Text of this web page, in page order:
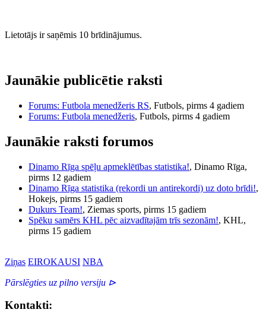
Lietotājs ir saņēmis 10 brīdinājumus.
Jaunākie publicētie raksti
Forums: Futbola menedžeris RS, Futbols, pirms 4 gadiem
Forums: Futbola menedžeris, Futbols, pirms 4 gadiem
Jaunākie raksti forumos
Dinamo Rīga spēļu apmeklētības statistika!, Dinamo Rīga,
pirms 12 gadiem
Dinamo Rīga statistika (rekordi un antirekordi) uz doto brīdi!,
Hokejs, pirms 15 gadiem
Dukurs Team!, Ziemas sports, pirms 15 gadiem
Spēku samērs KHL pēc aizvadītajām trīs sezonām!, KHL,
pirms 15 gadiem
Ziņas EIROKAUSI NBA
Pārslēgties uz pilno versiju ⊳
Kontakti: